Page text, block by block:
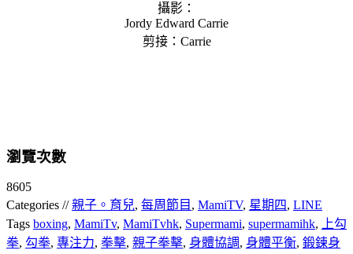
攝影：
Jordy Edward Carrie
剪接：Carrie
瀏覽次數
8605
Categories //親子。育兒, 每周節目 , MamiTV, 星期四, LINE
Tags boxing, MamiTv, MamiTvhk, Supermami, supermamihk,
上勾
拳, 勾拳, 專注力, 拳擊, 親子拳擊, 身體協調, 身體平衡, 鍛鍊身